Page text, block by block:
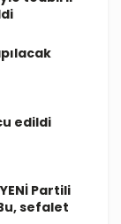
edildi
Partili
sefalet